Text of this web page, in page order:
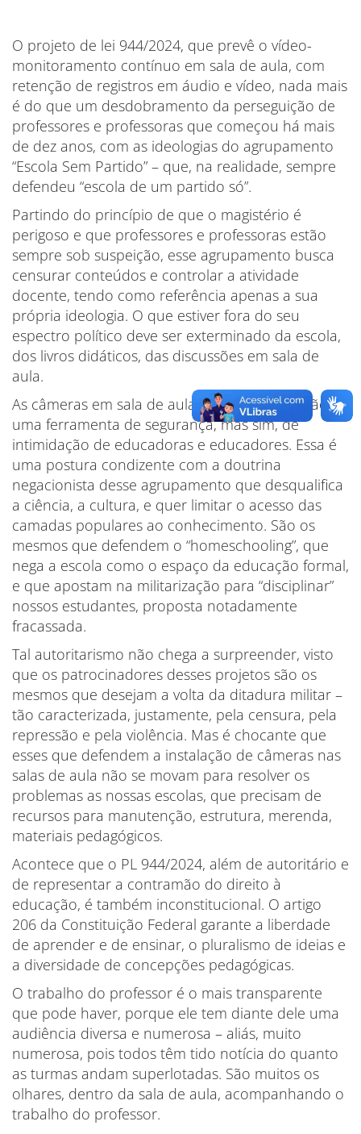
O projeto de lei 944/2024, que prevê o vídeo-
monitoramento contínuo em sala de aula, com
retenção de registros em áudio e vídeo, nada mais
é do que um desdobramento da perseguição de
professores e professoras que começou há mais
de dez anos, com as ideologias do agrupamento
“Escola Sem Partido” – que, na realidade, sempre
defendeu “escola de um partido só”.
Partindo do princípio de que o magistério é
perigoso e que professores e professoras estão
sempre sob suspeição, esse agrupamento busca
censurar conteúdos e controlar a atividade
docente, tendo como referência apenas a sua
própria ideologia. O que estiver fora do seu
espectro político deve ser exterminado da escola,
dos livros didáticos, das discussões em sala de
aula.
As câmeras em sala de aula pretendem ser não
uma ferramenta de segurança, mas sim, de
intimidação de educadoras e educadores. Essa é
uma postura condizente com a doutrina
negacionista desse agrupamento que desqualifica
a ciência, a cultura, e quer limitar o acesso das
camadas populares ao conhecimento. São os
mesmos que defendem o “homeschooling”, que
nega a escola como o espaço da educação formal,
e que apostam na militarização para “disciplinar”
nossos estudantes, proposta notadamente
fracassada.
Tal autoritarismo não chega a surpreender, visto
que os patrocinadores desses projetos são os
mesmos que desejam a volta da ditadura militar –
tão caracterizada, justamente, pela censura, pela
repressão e pela violência. Mas é chocante que
esses que defendem a instalação de câmeras nas
salas de aula não se movam para resolver os
problemas as nossas escolas, que precisam de
recursos para manutenção, estrutura, merenda,
materiais pedagógicos.
Acontece que o PL 944/2024, além de autoritário e
de representar a contramão do direito à
educação, é também inconstitucional. O artigo
206 da Constituição Federal garante a liberdade
de aprender e de ensinar, o pluralismo de ideias e
a diversidade de concepções pedagógicas.
O trabalho do professor é o mais transparente
que pode haver, porque ele tem diante dele uma
audiência diversa e numerosa – aliás, muito
numerosa, pois todos têm tido notícia do quanto
as turmas andam superlotadas. São muitos os
olhares, dentro da sala de aula, acompanhando o
trabalho do professor.